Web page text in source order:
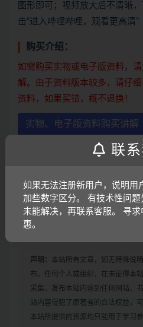
图形即可；视频放大后不清晰
击“进入哔哩哔哩，观看更高清”
购买介绍：
如需购买实物或电子版资料，
解。由于资料版本较多，请仔
资料，如果买错，概不退换！
实物、电子版资料购买讲解
视频讲解
下一页
声明： 本站所有文章，如无特殊说
布。任何个人或组织，在未征得本
采集、发布本站内容到任何网站、
站内容侵犯了原著者的合法权益，
本站所提供的资源均只能用于学习
联系
如果无法注册新用户，说明用
加些数字区分。 有技术性问
未能解决，再联系客服。 寻
惠。